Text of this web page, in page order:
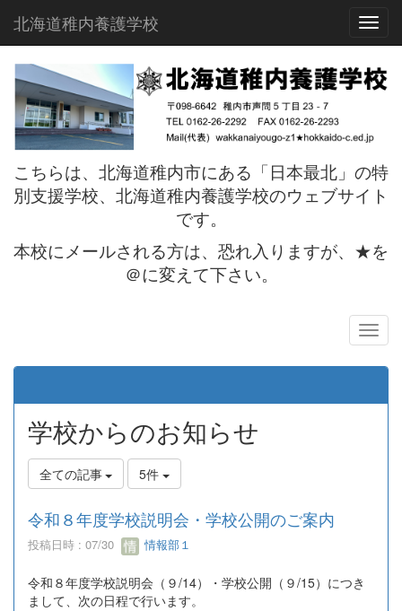
北海道稚内養護学校
こちらは、北海道稚内市にある「日本最北」の特
別支援学校、北海道稚内養護学校のウェブサイト
です。
本校にメールされる方は、恐れ入りますが、★を
＠に変えて下さい。
学校からのお知らせ
全ての記事 5件
令和８年度学校説明会・学校公開のご案内
投稿日時 : 07/30 情報部１
令和８年度学校説明会（９/14）・学校公開（９/15）につき
まして、次の日程で行います。